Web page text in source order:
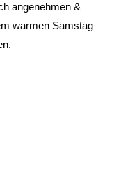
angenehmen &
warmen Samstag